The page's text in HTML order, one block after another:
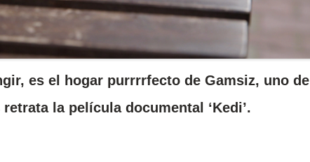
es el hogar purrrrfecto de Gamsiz, uno de
la película documental ‘Kedi’.